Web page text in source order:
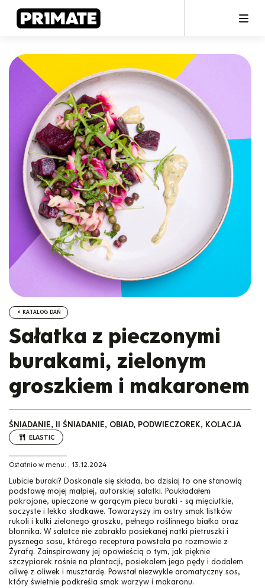
KATALOG DAŃ
Sałatka z pieczonymi
burakami, zielonym
groszkiem i makaronem
ŚNIADANIE, II ŚNIADANIE, OBIAD, PODWIECZOREK, KOLACJA
ELASTIC
Ostatnio w menu: , 13.12.2024
Lubicie buraki? Doskonale się składa, bo dzisiaj to one stanowią
podstawę mojej małpiej, autorskiej sałatki. Poukładałem
pokrojone, upieczone w gorącym piecu buraki - są mięciutkie,
soczyste i lekko słodkawe. Towarzyszy im ostry smak listków
rukoli i kulki zielonego groszku, pełnego roślinnego białka oraz
błonnika. W sałatce nie zabrakło posiekanej natki pietruszki i
pysznego sosu, którego receptura powstała po rozmowie z
Żyrafą. Zainspirowany jej opowieścią o tym, jak pięknie
szczypiorek rośnie na plantacji, posiekałem jego pędy i dodałem
oliwę z oliwek i musztardę. Powstał niezwykle aromatyczny sos,
który świetnie podkreśla smak warzyw i makaronu.